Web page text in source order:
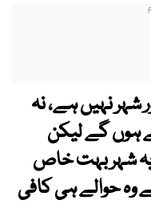
نہیں ہے، نہ
ہوں گے لیکن
شہر بہت خاص
وہ حوالے ہی کافی